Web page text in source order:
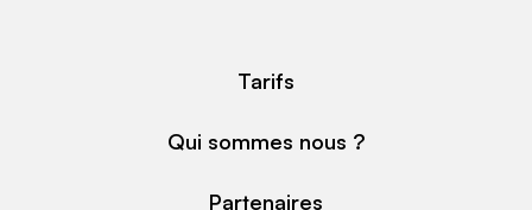
Tarifs
Qui sommes nous ?
Partenaires